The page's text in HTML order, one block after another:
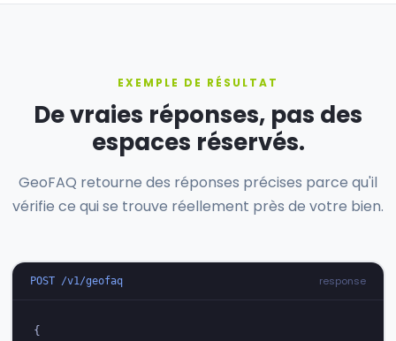
EXEMPLE DE RÉSULTAT
De vraies réponses, pas des
espaces réservés.
GeoFAQ retourne des réponses précises parce qu'il
vérifie ce qui se trouve réellement près de votre bien.
POST /v1/geofaq response
{